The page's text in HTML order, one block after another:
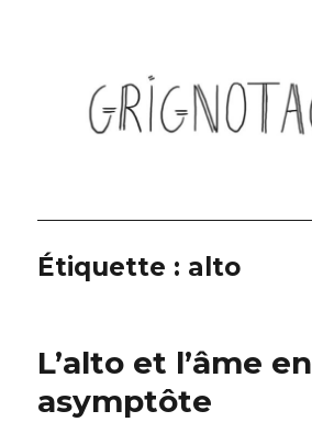
Étiquette : alto
L’alto et l’âme en
asymptôte